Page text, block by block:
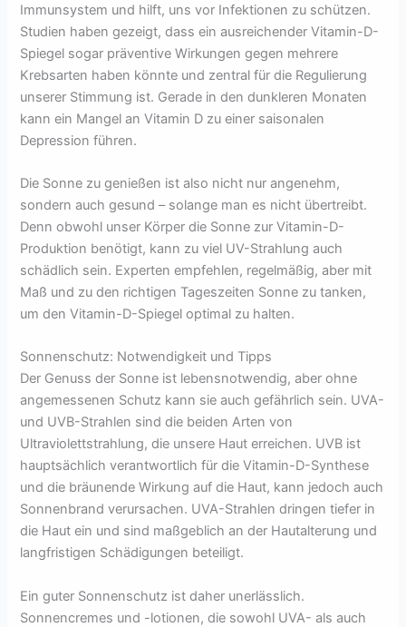
Immunsystem und hilft, uns vor Infektionen zu schützen.
Studien haben gezeigt, dass ein ausreichender Vitamin-D-
Spiegel sogar präventive Wirkungen gegen mehrere
Krebsarten haben könnte und zentral für die Regulierung
unserer Stimmung ist. Gerade in den dunkleren Monaten
kann ein Mangel an Vitamin D zu einer saisonalen
Depression führen.
Die Sonne zu genießen ist also nicht nur angenehm,
sondern auch gesund – solange man es nicht übertreibt.
Denn obwohl unser Körper die Sonne zur Vitamin-D-
Produktion benötigt, kann zu viel UV-Strahlung auch
schädlich sein. Experten empfehlen, regelmäßig, aber mit
Maß und zu den richtigen Tageszeiten Sonne zu tanken,
um den Vitamin-D-Spiegel optimal zu halten.
Sonnenschutz: Notwendigkeit und Tipps
Der Genuss der Sonne ist lebensnotwendig, aber ohne
angemessenen Schutz kann sie auch gefährlich sein. UVA-
und UVB-Strahlen sind die beiden Arten von
Ultraviolettstrahlung, die unsere Haut erreichen. UVB ist
hauptsächlich verantwortlich für die Vitamin-D-Synthese
und die bräunende Wirkung auf die Haut, kann jedoch auch
Sonnenbrand verursachen. UVA-Strahlen dringen tiefer in
die Haut ein und sind maßgeblich an der Hautalterung und
langfristigen Schädigungen beteiligt.
Ein guter Sonnenschutz ist daher unerlässlich.
Sonnencremes und -lotionen, die sowohl UVA- als auch